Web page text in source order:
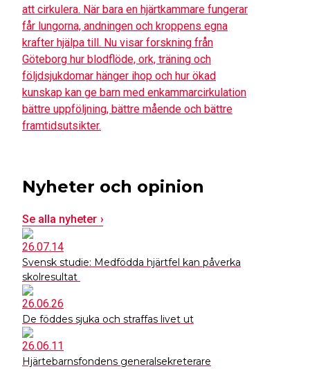
att cirkulera. När bara en hjärtkammare fungerar
får lungorna, andningen och kroppens egna
krafter hjälpa till. Nu visar forskning från
Göteborg hur blodflöde, ork, träning och
följdsjukdomar hänger ihop och hur ökad
kunskap kan ge barn med enkammarcirkulation
bättre uppföljning, bättre mående och bättre
framtidsutsikter.
Nyheter och opinion
Se alla nyheter
26.07.14
Svensk studie: Medfödda hjärtfel kan påverka
skolresultat
26.06.26
De föddes sjuka och straffas livet ut
26.06.11
Hjärtebarnsfondens generalsekreterare